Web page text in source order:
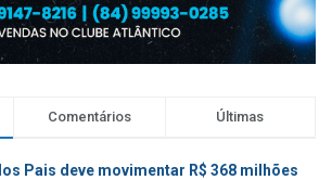
Comentários Últimas
Pais deve movimentar R$ 368 milhões